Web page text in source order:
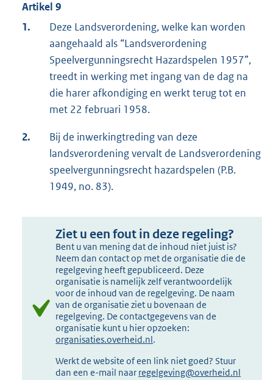
Artikel 9
1.
Deze Landsverordening, welke kan worden
aangehaald als “Landsverordening
Speelvergunningsrecht Hazardspelen 1957”,
treedt in werking met ingang van de dag na
die harer afkondiging en werkt terug tot en
met 22 februari 1958.
2.
Bij de inwerkingtreding van deze
landsverordening vervalt de Landsverordening
speelvergunningsrecht hazardspelen (P.B.
1949, no. 83).
Ziet u een fout in deze regeling?
Bent u van mening dat de inhoud niet juist is?
Neem dan contact op met de organisatie die de
regelgeving heeft gepubliceerd. Deze
organisatie is namelijk zelf verantwoordelijk
voor de inhoud van de regelgeving. De naam
van de organisatie ziet u bovenaan de
regelgeving. De contactgegevens van de
organisatie kunt u hier opzoeken:
organisaties.overheid.nl.
Werkt de website of een link niet goed? Stuur
dan een e-mail naar regelgeving@overheid.nl